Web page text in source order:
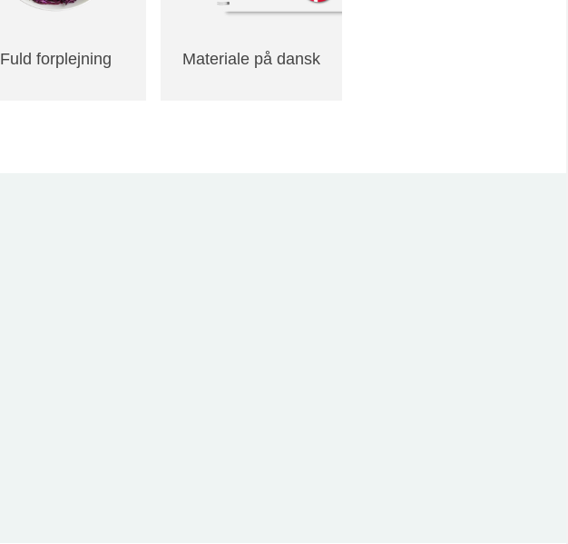
Fuld forplejning Materiale på dansk